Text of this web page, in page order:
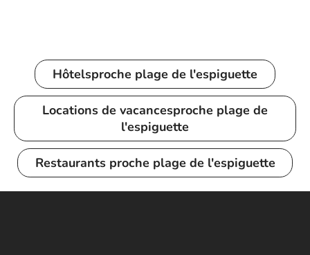
Hôtelsproche plage de l'espiguette
Locations de vacancesproche plage de
l'espiguette
Restaurants proche plage de l'espiguette